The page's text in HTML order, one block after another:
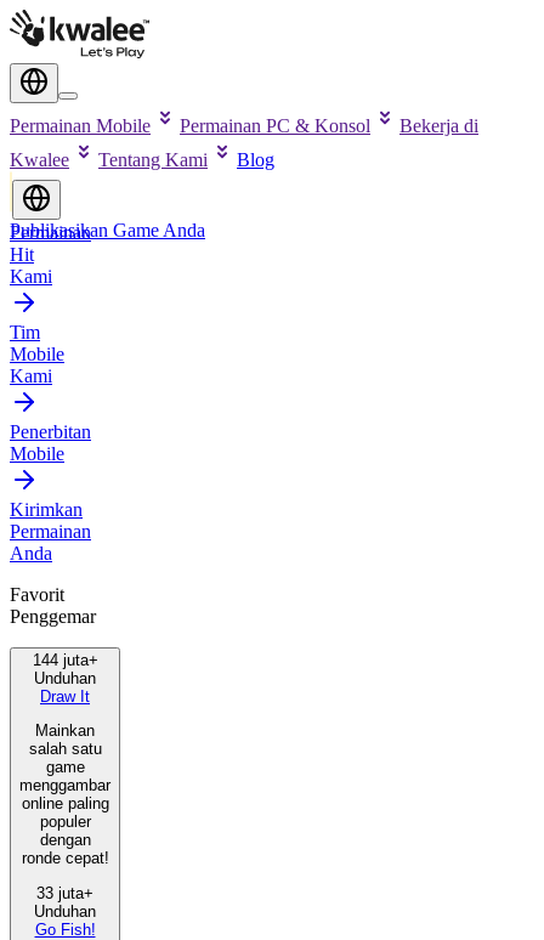
Permainan Mobile Permainan PC & Konsol
Bekerja di
Kwalee
Tentang Kami Blog
Publikasikan Game Anda
Permainan
Hit
Kami
Tim
Mobile
Kami
Penerbitan
Mobile
Kirimkan
Permainan
Anda
Favorit
Penggemar
144 juta+
Unduhan
Draw It
Mainkan
salah satu
game
menggambar
online paling
populer
dengan
ronde cepat!
33 juta+
Unduhan
Go Fish!